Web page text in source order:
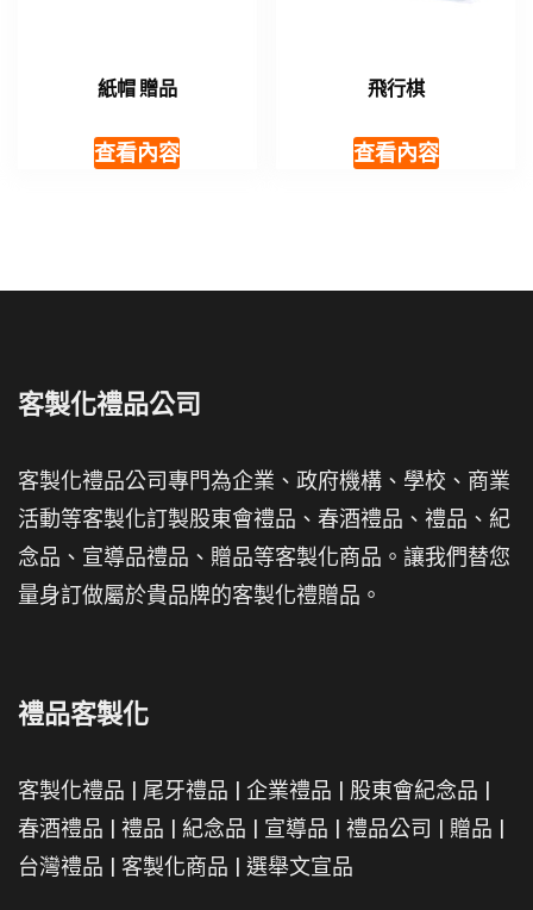
紙帽 贈品
查看內容
飛行棋
查看內容
客製化禮品公司
客製化禮品公司專門為企業、政府機構、學校、商業
活動等客製化訂製股東會禮品、春酒禮品、禮品、紀
念品、宣導品禮品、贈品等客製化商品。讓我們替您
量身訂做屬於貴品牌的客製化禮贈品。
禮品客製化
客製化禮品 | 尾牙禮品 | 企業禮品 | 股東會紀念品 |
春酒禮品 | 禮品 | 紀念品 | 宣導品 | 禮品公司 | 贈品 |
台灣禮品 | 客製化商品 | 選舉文宣品